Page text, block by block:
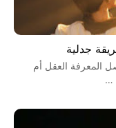
جدلية
المعرفة العقل أم
…